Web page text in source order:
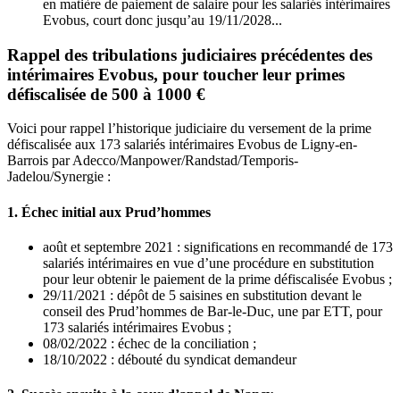
en matière de paiement de salaire pour les salariés intérimaires
Evobus, court donc jusqu’au 19/11/2028...
Rappel des tribulations judiciaires précédentes des
intérimaires Evobus, pour toucher leur primes
défiscalisée de 500 à 1000 €
Voici pour rappel l’historique judiciaire du versement de la prime
défiscalisée aux 173 salariés intérimaires Evobus de Ligny-en-
Barrois par Adecco/Manpower/Randstad/Temporis-
Jadelou/Synergie :
1. Échec initial aux Prud’hommes
août et septembre 2021 : significations en recommandé de 173
salariés intérimaires en vue d’une procédure en substitution
pour leur obtenir le paiement de la prime défiscalisée Evobus ;
29/11/2021 : dépôt de 5 saisines en substitution devant le
conseil des Prud’hommes de Bar-le-Duc, une par ETT, pour
173 salariés intérimaires Evobus ;
08/02/2022 : échec de la conciliation ;
18/10/2022 : débouté du syndicat demandeur